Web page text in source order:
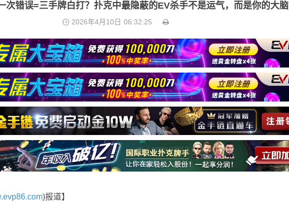
次错误=三手牌白打？扑克中最隐蔽的EV杀手不是运气，而是你的大脑
2026年4月10日 06:32:25
)报道】